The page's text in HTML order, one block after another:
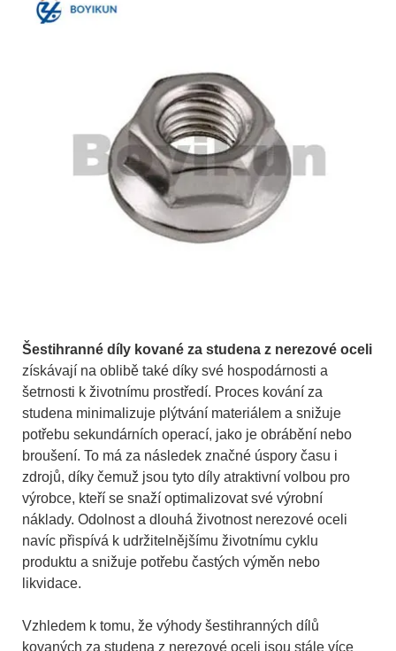
Šestihranné díly kované za studena z nerezové oceli
získávají na oblibě také díky své hospodárnosti a
šetrnosti k životnímu prostředí. Proces kování za
studena minimalizuje plýtvání materiálem a snižuje
potřebu sekundárních operací, jako je obrábění nebo
broušení. To má za následek značné úspory času i
zdrojů, díky čemuž jsou tyto díly atraktivní volbou pro
výrobce, kteří se snaží optimalizovat své výrobní
náklady. Odolnost a dlouhá životnost nerezové oceli
navíc přispívá k udržitelnějšímu životnímu cyklu
produktu a snižuje potřebu častých výměn nebo
likvidace.
Vzhledem k tomu, že výhody šestihranných dílů
kovaných za studena z nerezové oceli jsou stále více